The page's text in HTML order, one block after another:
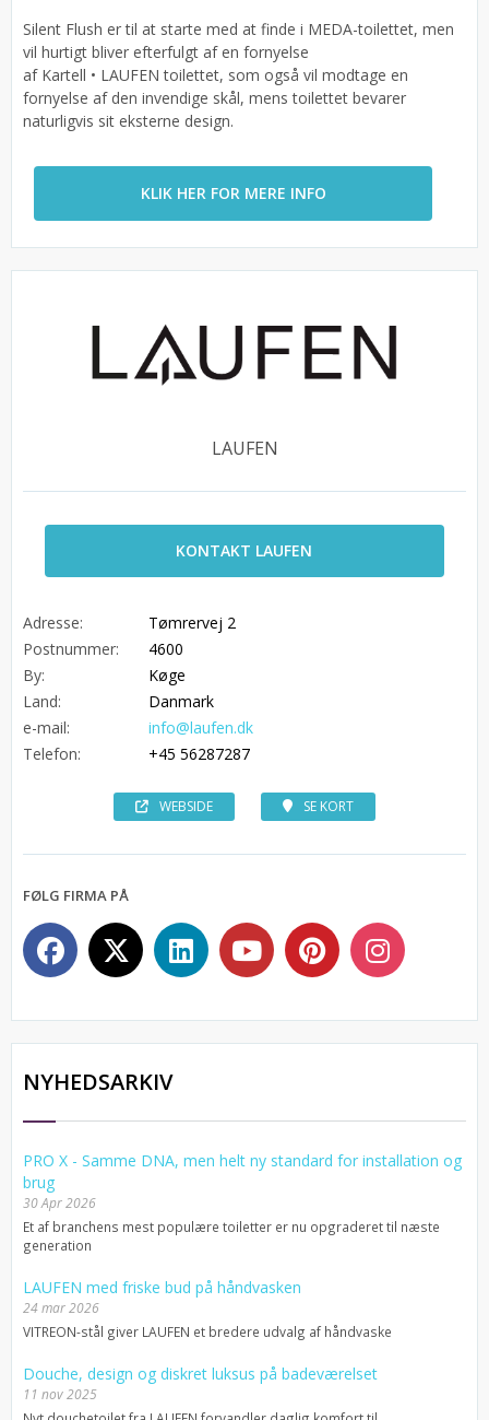
Silent Flush er til at starte med at finde i MEDA-toilettet, men
vil hurtigt bliver efterfulgt af en fornyelse
af Kartell • LAUFEN toilettet, som også vil modtage en
fornyelse af den invendige skål, mens toilettet bevarer
naturligvis sit eksterne design.
KLIK HER FOR MERE INFO
LAUFEN
KONTAKT LAUFEN
Adresse:
Tømrervej 2
Postnummer:
4600
By:
Køge
Land:
Danmark
e-mail:
info@laufen.dk
Telefon:
+45 56287287
WEBSIDE SE KORT
FØLG FIRMA PÅ
NYHEDSARKIV
PRO X - Samme DNA, men helt ny standard for installation og
brug
30 Apr 2026
Et af branchens mest populære toiletter er nu opgraderet til næste
generation
LAUFEN med friske bud på håndvasken
24 mar 2026
VITREON-stål giver LAUFEN et bredere udvalg af håndvaske
Douche, design og diskret luksus på badeværelset
11 nov 2025